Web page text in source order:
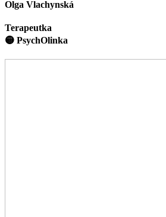
Olga Vlachynská
Terapeutka
🟡 PsychOlinka